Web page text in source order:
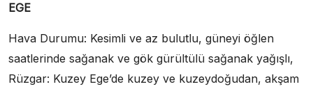
EGE
Hava Durumu: Kesimli ve az bulutlu, güneyi öğlen
saatlerinde sağanak ve gök gürültülü sağanak yağışlı,
Rüzgar: Kuzey Ege’de kuzey ve kuzeydoğudan, akşam